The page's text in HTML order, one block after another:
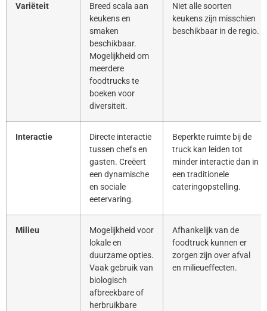
Variëteit
Breed scala aan
keukens en
smaken
beschikbaar.
Mogelijkheid om
meerdere
foodtrucks te
boeken voor
diversiteit.
Niet alle soorten
keukens zijn misschien
beschikbaar in de regio.
Interactie
Directe interactie
tussen chefs en
gasten. Creëert
een dynamische
en sociale
eetervaring.
Beperkte ruimte bij de
truck kan leiden tot
minder interactie dan in
een traditionele
cateringopstelling.
Milieu
Mogelijkheid voor
lokale en
duurzame opties.
Vaak gebruik van
biologisch
afbreekbare of
herbruikbare
Afhankelijk van de
foodtruck kunnen er
zorgen zijn over afval
en milieueffecten.